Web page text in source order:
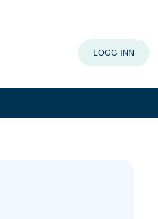
LOGG INN